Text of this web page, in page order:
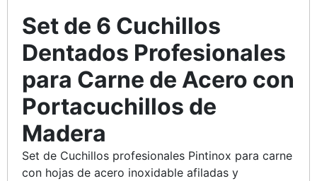
Set de 6 Cuchillos
Dentados Profesionales
para Carne de Acero con
Portacuchillos de
Madera
Set de Cuchillos profesionales Pintinox para carne
con hojas de acero inoxidable afiladas y